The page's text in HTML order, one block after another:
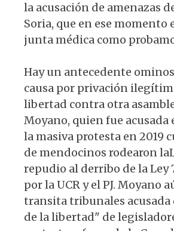
la acusación de amenazas
Soria, que en ese momento
junta médica como
Hay un antecedente
causa por privación
libertad contra otra
Moyano, quien fue acusada
la masiva protesta en 2019
de mendocinos rodearon
repudio al derribo de la Ley
por la UCR y el PJ. Moyano
transita tribunales
de la libertad" de